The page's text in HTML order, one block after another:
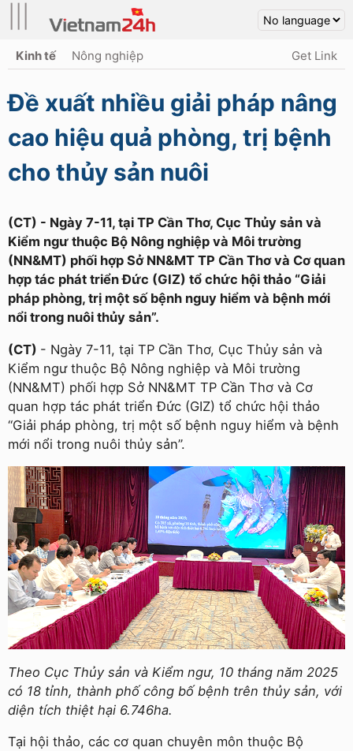
Kinh tế Nông nghiệp Get Link
Đề xuất nhiều giải pháp nâng
cao hiệu quả phòng, trị bệnh
cho thủy sản nuôi
(CT) - Ngày 7-11, tại TP Cần Thơ, Cục Thủy sản và
Kiểm ngư thuộc Bộ Nông nghiệp và Môi trường
(NN&MT) phối hợp Sở NN&MT TP Cần Thơ và Cơ quan
hợp tác phát triển Đức (GIZ) tổ chức hội thảo “Giải
pháp phòng, trị một số bệnh nguy hiểm và bệnh mới
nổi trong nuôi thủy sản”.
(CT) - Ngày 7-11, tại TP Cần Thơ, Cục Thủy sản và
Kiểm ngư thuộc Bộ Nông nghiệp và Môi trường
(NN&MT) phối hợp Sở NN&MT TP Cần Thơ và Cơ
quan hợp tác phát triển Đức (GIZ) tổ chức hội thảo
“Giải pháp phòng, trị một số bệnh nguy hiểm và bệnh
mới nổi trong nuôi thủy sản”.
Theo Cục Thủy sản và Kiểm ngư, 10 tháng năm 2025
có 18 tỉnh, thành phố công bố bệnh trên thủy sản, với
diện tích thiệt hại 6.746ha.
Tại hội thảo, các cơ quan chuyên môn thuộc Bộ